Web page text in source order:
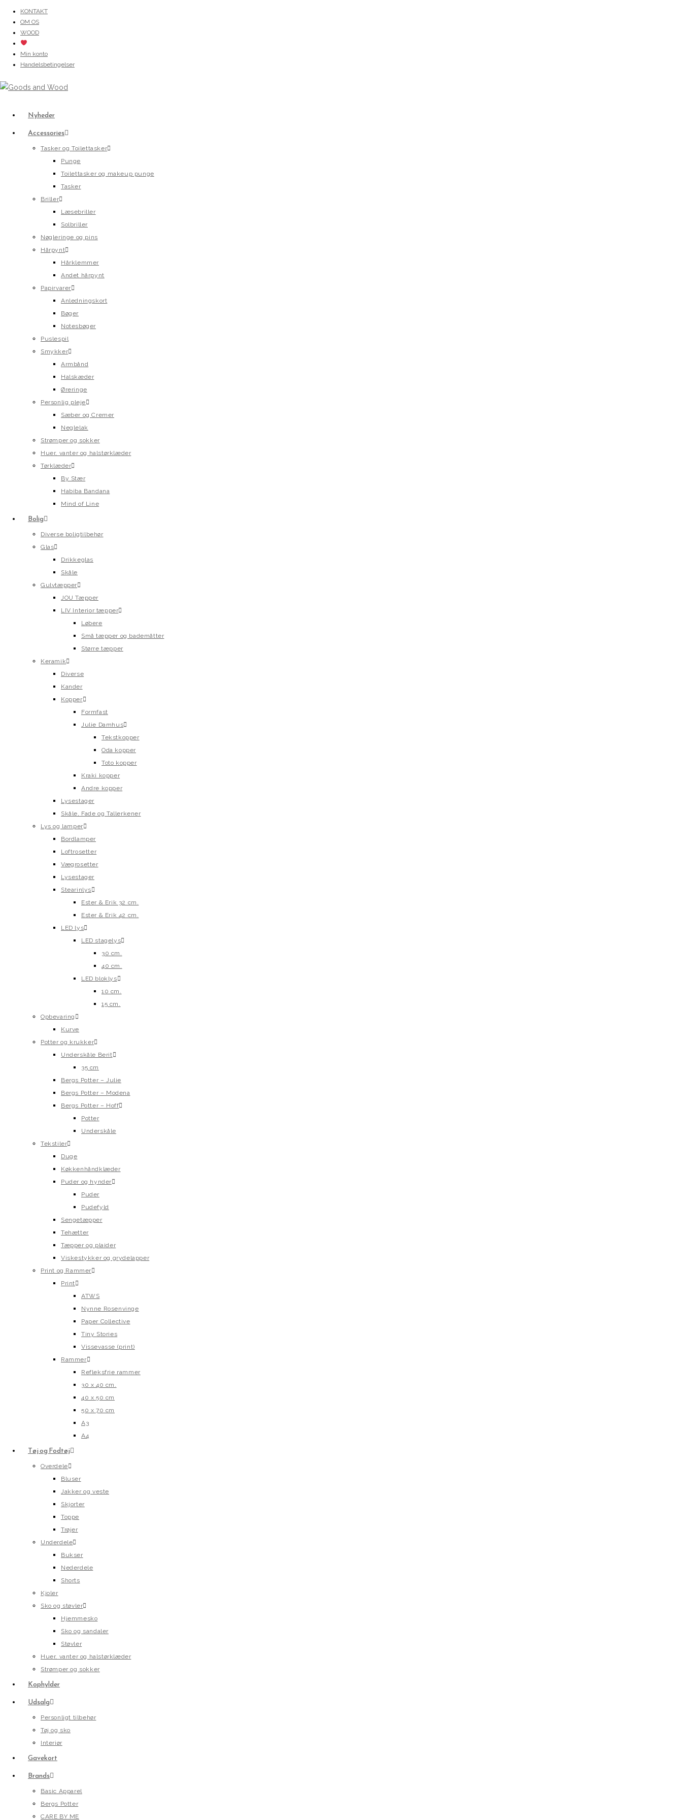
content
KONTAKT
OM OS
WOOD
Min konto
Handelsbetingelser
Nyheder
Accessories
Tasker og Toilettasker
Punge
Toilettasker og makeup punge
Tasker
Briller
Læsebriller
Solbriller
Nøgleringe og pins
Hårpynt
Hårklemmer
Andet hårpynt
Papirvarer
Anledningskort
Bøger
Notesbøger
Puslespil
Smykker
Armbånd
Halskæder
Øreringe
Personlig pleje
Sæber og Cremer
Neglelak
Strømper og sokker
Huer, vanter og halstørklæder
Tørklæder
By Stær
Habiba Bandana
Mind of Line
Bolig
Diverse boligtilbehør
Glas
Drikkeglas
Skåle
Gulvtæpper
JOU Tæpper
LIV Interior tæpper
Løbere
Små tæpper og bademåtter
Større tæpper
Keramik
Diverse
Kander
Kopper
Formfast
Julie Damhus
Tekstkopper
Oda kopper
Toto kopper
Kraki kopper
Andre kopper
Lysestager
Skåle, Fade og Tallerkener
Lys og lamper
Bordlamper
Loftrosetter
Vægrosetter
Lysestager
Stearinlys
Ester & Erik 32 cm.
Ester & Erik 42 cm.
LED lys
LED stagelys
30 cm.
40 cm.
LED bloklys
10 cm.
15 cm.
Opbevaring
Kurve
Potter og krukker
Underskåle Berit
35 cm
Bergs Potter – Julie
Bergs Potter – Modena
Bergs Potter – Hoff
Potter
Underskåle
Tekstiler
Duge
Køkkenhåndklæder
Puder og hynder
Puder
Pudefyld
Sengetæpper
Tehætter
Tæpper og plaider
Viskestykker og grydelapper
Print og Rammer
Print
ATWS
Nynne Rosenvinge
Paper Collective
Tiny Stories
Vissevasse (print)
Rammer
Refleksfrie rammer
30 x 40 cm.
40 x 50 cm
50 x 70 cm
A3
A4
Tøj og Fodtøj
Overdele
Bluser
Jakker og veste
Skjorter
Toppe
Trøjer
Underdele
Bukser
Nederdele
Shorts
Kjoler
Sko og støvler
Hjemmesko
Sko og sandaler
Støvler
Huer, vanter og halstørklæder
Strømper og sokker
Kophylder
Udsalg
Personligt tilbehør
Tøj og sko
Interiør
Gavekort
Brands
Basic Apparel
Bergs Potter
CARE BY ME